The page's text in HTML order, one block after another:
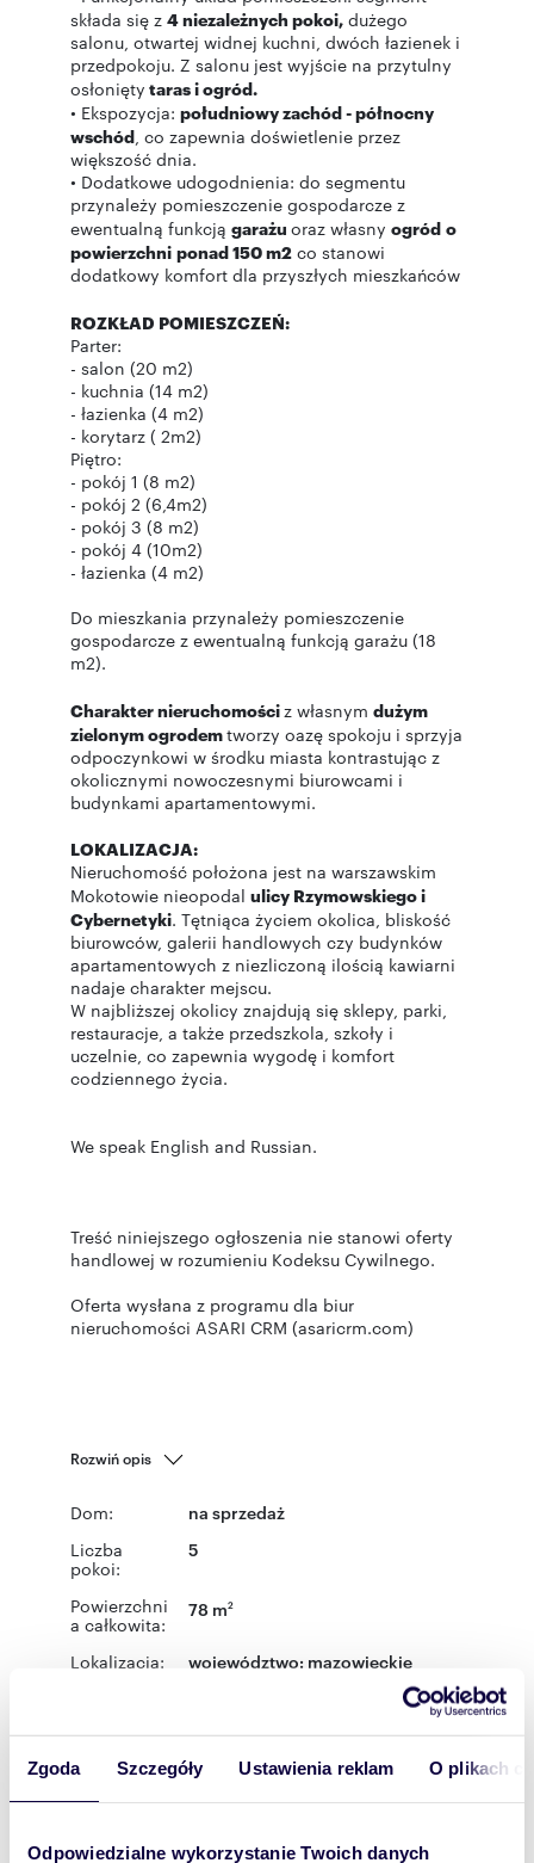
Zgoda Szczegóły Ustawienia reklam O plikach
Odpowiedzialne wykorzystanie Twoich danych
składa się z 4 niezależnych pokoi, dużego
salonu, otwartej widnej kuchni, dwóch łazienek i
przedpokoju. Z salonu jest wyjście na przytulny
osłonięty taras i ogród.
• Ekspozycja: południowy zachód - północny
wschód, co zapewnia doświetlenie przez
większość dnia.
• Dodatkowe udogodnienia: do segmentu
przynależy pomieszczenie gospodarcze z
ewentualną funkcją garażu oraz własny ogród o
powierzchni ponad 150 m2 co stanowi
dodatkowy komfort dla przyszłych mieszkańców
ROZKŁAD POMIESZCZEŃ:
Parter:
- salon (20 m2)
- kuchnia (14 m2)
- łazienka (4 m2)
- korytarz ( 2m2)
Piętro:
- pokój 1 (8 m2)
- pokój 2 (6,4m2)
- pokój 3 (8 m2)
- pokój 4 (10m2)
- łazienka (4 m2)
Do mieszkania przynależy pomieszczenie
gospodarcze z ewentualną funkcją garażu (18
m2).
Charakter nieruchomościz własnym dużym
zielonym ogrodemtworzy oazę spokoju i sprzyja
odpoczynkowi w środku miasta kontrastując z
okolicznymi nowoczesnymi biurowcami i
budynkami apartamentowymi.
LOKALIZACJA:
Nieruchomość położona jest na warszawskim
Mokotowie nieopodal ulicy Rzymowskiego i
Cybernetyki. Tętniąca życiem okolica, bliskość
biurowców, galerii handlowych czy budynków
apartamentowych z niezliczoną ilością kawiarni
nadaje charakter mejscu.
W najbliższej okolicy znajdują się sklepy, parki,
restauracje, a także przedszkola, szkoły i
uczelnie, co zapewnia wygodę i komfort
codziennego życia.
We speak English and Russian.
Treść niniejszego ogłoszenia nie stanowi oferty
handlowej w rozumieniu Kodeksu Cywilnego.
Oferta wysłana z programu dla biur
nieruchomości ASARI CRM (asaricrm.com)
Rozwiń opis
Dom: na sprzedaż
Liczba
pokoi:
5
Powierzchni
a całkowita:
78 m2
Lokalizacja: województwo: mazowieckie
Podobne oferty w tej lokalizacji
WYRÓŻNIONE